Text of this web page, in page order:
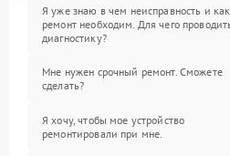
Я уже знаю в чем неисправность и
ремонт необходим. Для чего
диагностику?
Мне нужен срочный ремонт. Сможете
сделать?
Я хочу, чтобы мое устройство
ремонтировали при мне.